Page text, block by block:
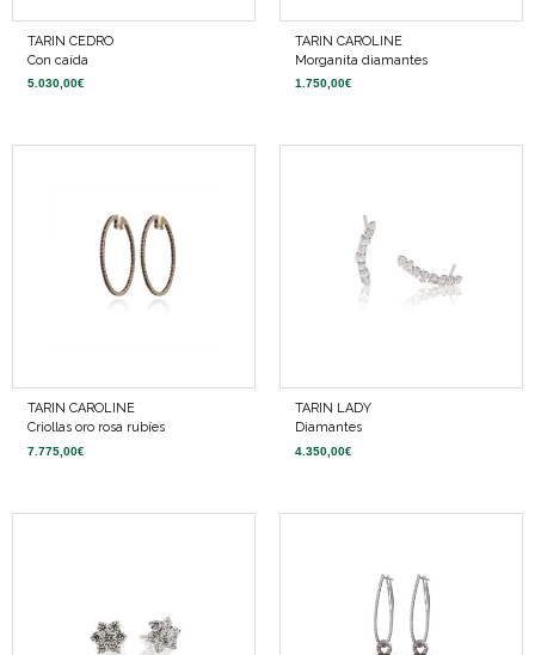
TARIN CEDRO
Con caída
5.030,00€
TARIN CAROLINE
Morganita diamantes
1.750,00€
TARIN CAROLINE
Criollas oro rosa rubíes
7.775,00€
TARIN LADY
Diamantes
4.350,00€